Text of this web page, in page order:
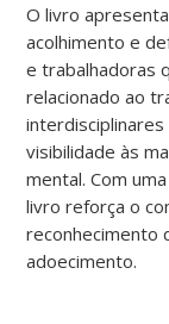
O livro
acolhimento e
e trabalhadoras
relacionado ao
visibilidade às
mental. Com
livro reforça o
reconhecimento
adoecimento.